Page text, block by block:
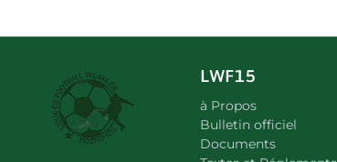
LWF15
à Propos
Bulletin officiel
Documents